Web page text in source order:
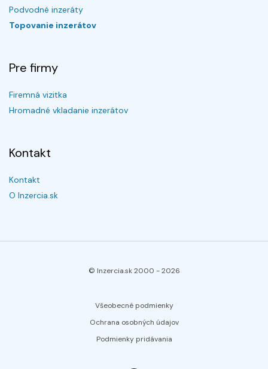
Podvodné inzeráty
Topovanie inzerátov
Pre firmy
Firemná vizitka
Hromadné vkladanie inzerátov
Kontakt
Kontakt
O Inzercia.sk
© Inzercia.sk 2000 -2026
Všeobecné podmienky
Ochrana osobných údajov
Podmienky pridávania